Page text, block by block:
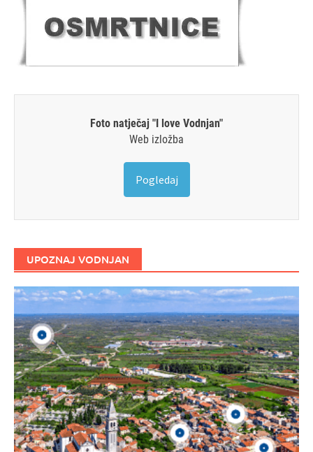
Foto natječaj "I love Vodnjan"
Web izložba
Pogledaj
UPOZNAJ VODNJAN